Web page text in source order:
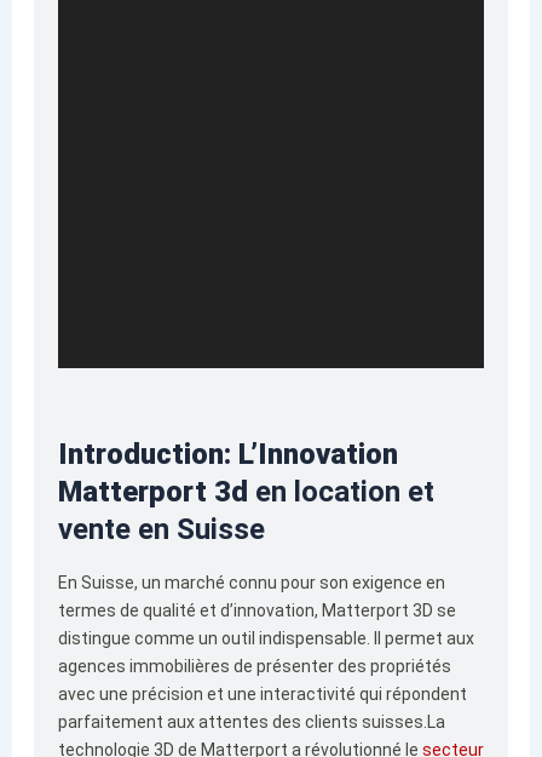
Introduction: L’Innovation
Matterport 3d en location et
vente en Suisse
En Suisse, un marché connu pour son exigence en
termes de qualité et d’innovation, Matterport 3D se
distingue comme un outil indispensable. Il permet aux
agences immobilières de présenter des propriétés
avec une précision et une interactivité qui répondent
parfaitement aux attentes des clients suisses.La
technologie 3D de Matterport a révolutionné le secteur